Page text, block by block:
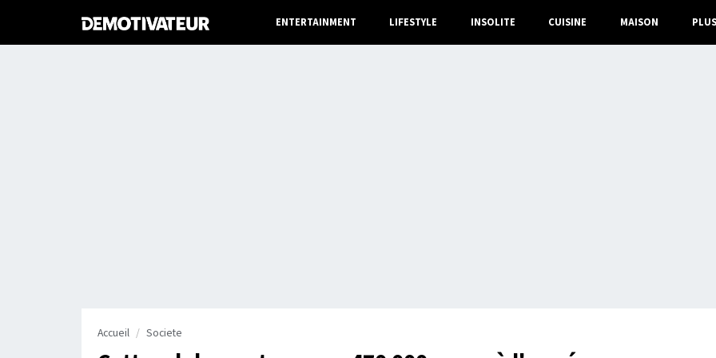
ENTERTAINMENT LIFESTYLE INSOLITE CUISINE MAISON PLUS
Accueil Societe